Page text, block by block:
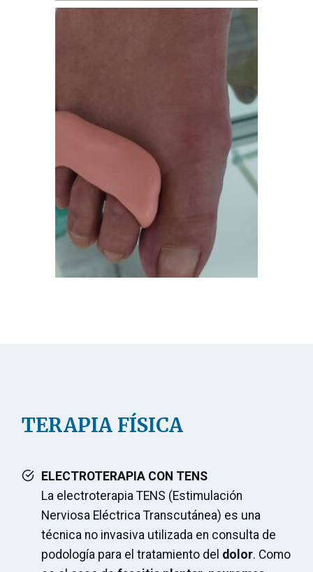
TERAPIA FÍSICA
ELECTROTERAPIA CON TENS
La electroterapia TENS (Estimulación
Nerviosa Eléctrica Transcutánea) es una
técnica no invasiva utilizada en consulta de
podología para el tratamiento del dolor. Como